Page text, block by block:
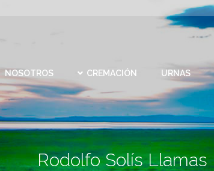
NOSOTROS CREMACIÓN URNAS
Rodolfo Solís Llamas
CONTACTO